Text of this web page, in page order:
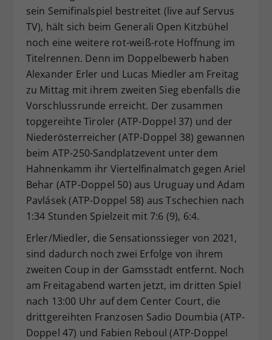
sein Semifinalspiel bestreitet (live auf Servus
TV), hält sich beim Generali Open Kitzbühel
noch eine weitere rot-weiß-rote Hoffnung im
Titelrennen. Denn im Doppelbewerb haben
Alexander Erler und Lucas Miedler am Freitag
zu Mittag mit ihrem zweiten Sieg ebenfalls die
Vorschlussrunde erreicht. Der zusammen
topgereihte Tiroler (ATP-Doppel 37) und der
Niederösterreicher (ATP-Doppel 38) gewannen
beim ATP-250-Sandplatzevent unter dem
Hahnenkamm ihr Viertelfinalmatch gegen Ariel
Behar (ATP-Doppel 50) aus Uruguay und Adam
Pavlásek (ATP-Doppel 58) aus Tschechien nach
1:34 Stunden Spielzeit mit 7:6 (9), 6:4.
Erler/Miedler, die Sensationssieger von 2021,
sind dadurch noch zwei Erfolge von ihrem
zweiten Coup in der Gamsstadt entfernt. Noch
am Freitagabend warten jetzt, im dritten Spiel
nach 13:00 Uhr auf dem Center Court, die
drittgereihten Franzosen Sadio Doumbia (ATP-
Doppel 47) und Fabien Reboul (ATP-Doppel
Zweck
Dieser Wert speichert Ihre Consent-
Einstellungen. Unter anderem eine
zufällig generierte ID, für die
historische Speicherung Ihrer
vorgenommen Einstellungen, falls der
Webseiten-Betreiber dies eingestellt
hat.